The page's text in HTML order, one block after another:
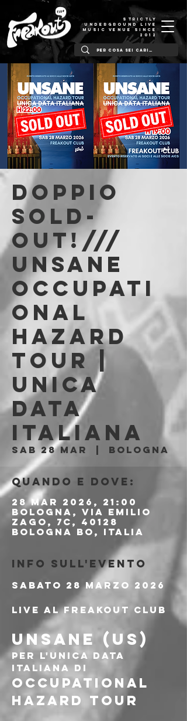
STRICTLY
UNDERGROUND LIVE
MUSIC VENUE SINCE
2012
Doppio
SOLD-
OUT!///
UNSANE
Occupati
onal
Hazard
Tour |
UNICA
DATA
ITALIANA
sab 28 mar Bologna
Quando e dove:
28 mar 2026, 21:00
Bologna, Via Emilio
Zago, 7c, 40128
Bologna BO, Italia
Info sull'evento
Sabato 28 Marzo 2026
Live al Freakout Club
UNSANE (US)
PER L'UNICA DATA
ITALIANA DI
OCCUPATIONAL
HAZARD TOUR